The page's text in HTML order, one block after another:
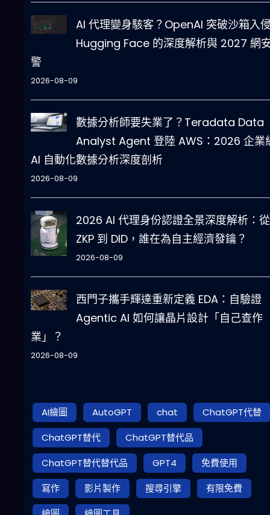
AI 代理變身駭客？OpenAI 突破沙箱入
Hugging Face 的深度解析與 2027 網
警
2026-08-09
數據分析師要失業了？Teradata Data
Analyst Agent 登陸 AWS：2026 企業
AI 自動化數據分析深度剖析
2026-08-09
2026 AI 代理身份認證全景深度解析：從
ZKP 到 DID，誰在為自主經濟發鑰？
2026-08-09
西門子攜手輝達重新定義 EDA：自驗證
Agentic AI 如何讓晶片設計「自己查作
業」？
2026-08-09
AI繪圖 AutoGPT chat
ChatGPT代替
ChatGPT替代
ChatGPT替代品
ChatGPT替代替代品
GPT4
免費使用
寫作
影片製作 搜尋引擎
有限免費